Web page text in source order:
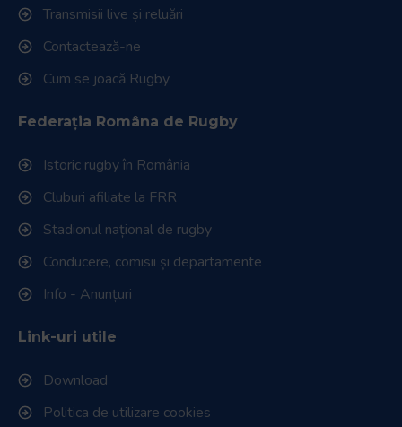
Transmisii live și reluări
Contactează-ne
Cum se joacă Rugby
Federația Româna de Rugby
Istoric rugby în România
Cluburi afiliate la FRR
Stadionul național de rugby
Conducere, comisii și departamente
Info - Anunțuri
Link-uri utile
Download
Politica de utilizare cookies